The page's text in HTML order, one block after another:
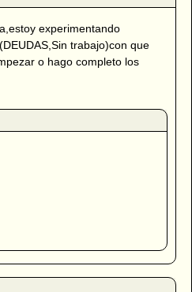
experimentando
trabajo)con que
o hago completo los